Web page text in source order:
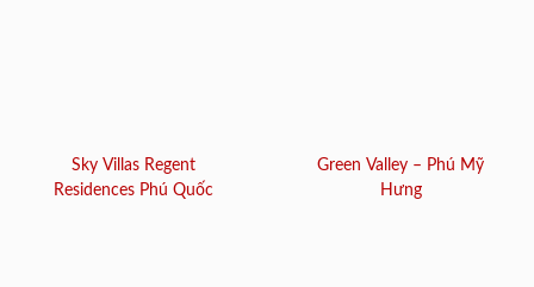
Sky Villas Regent
Residences Phú Quốc
Green Valley – Phú Mỹ
Hưng